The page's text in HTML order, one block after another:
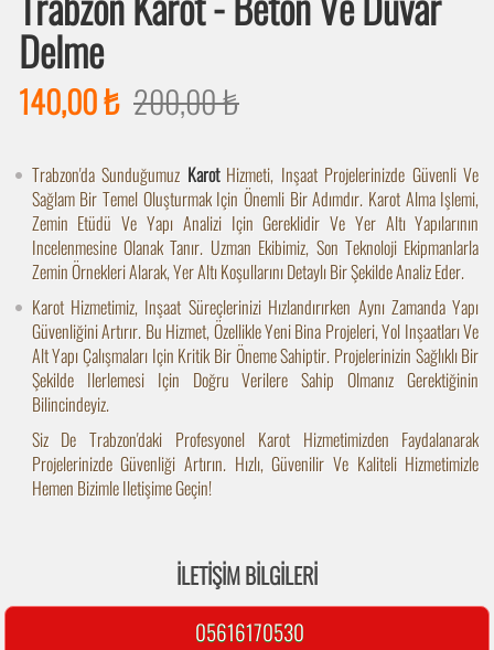
Delme
140,00 ₺ 200,00 ₺
Trabzon'da Sunduğumuz KarotHizmeti, Inşaat Projelerinizde Güvenli Ve
Sağlam Bir Temel Oluşturmak Için Önemli Bir Adımdır. Karot Alma Işlemi,
Zemin Etüdü Ve Yapı Analizi Için Gereklidir Ve Yer Altı Yapılarının
Incelenmesine Olanak Tanır. Uzman Ekibimiz, Son Teknoloji Ekipmanlarla
Zemin Örnekleri Alarak, Yer Altı Koşullarını Detaylı Bir Şekilde Analiz Eder.
Karot Hizmetimiz, Inşaat Süreçlerinizi Hızlandırırken Aynı Zamanda Yapı
Güvenliğini Artırır. Bu Hizmet, Özellikle Yeni Bina Projeleri, Yol Inşaatları Ve
Alt Yapı Çalışmaları Için Kritik Bir Öneme Sahiptir. Projelerinizin Sağlıklı Bir
Şekilde Ilerlemesi Için Doğru Verilere Sahip Olmanız Gerektiğinin
Bilincindeyiz.
Siz De Trabzon'daki Profesyonel Karot Hizmetimizden Faydalanarak
Projelerinizde Güvenliği Artırın. Hızlı, Güvenilir Ve Kaliteli Hizmetimizle
Hemen Bizimle Iletişime Geçin!
İLETIŞIM BILGILERI
05616170530